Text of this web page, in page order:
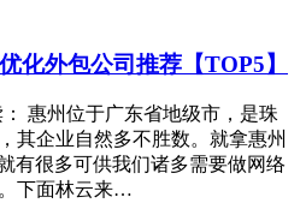
化外包公司推荐【TOP5】
惠州位于广东省地级市，是珠
其企业自然多不胜数。就拿惠州
有很多可供我们诸多需要做网络
下面林云来…